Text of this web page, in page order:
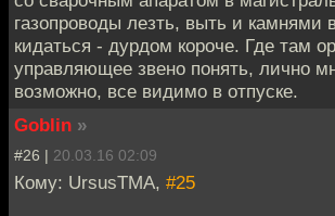
газопроводы лезть, выть и камнями
кидаться - дурдом короче. Где там
управляющее звено понять, лично
возможно, все видимо в отпуске.
Goblin »
#26 | 20.03.16 02:09
Кому: UrsusTMA, #25